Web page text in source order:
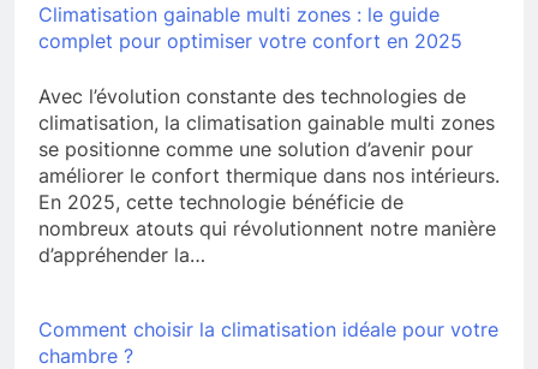
Climatisation gainable multi zones : le guide
complet pour optimiser votre confort en 2025
Avec l’évolution constante des technologies de
climatisation, la climatisation gainable multi zones
se positionne comme une solution d’avenir pour
améliorer le confort thermique dans nos intérieurs.
En 2025, cette technologie bénéficie de
nombreux atouts qui révolutionnent notre manière
d’appréhender la…
Comment choisir la climatisation idéale pour votre
chambre ?